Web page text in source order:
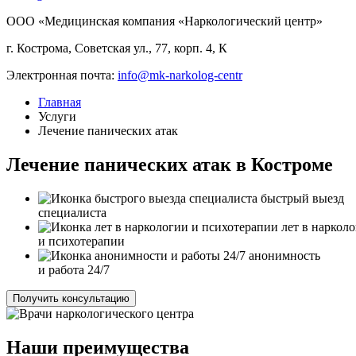
ООО «Медицинская компания «Наркологический центр»
г. Кострома, Советская ул., 77, корп. 4, К
Электронная почта: info@mk-narkolog-centr
Главная
Услуги
Лечение панических атак
Лечение панических атак в Костроме
быстрый выезд
специалиста
лет в
и психотерапии
анонимность
и работа 24/7
Получить консультацию
Наши преимущества